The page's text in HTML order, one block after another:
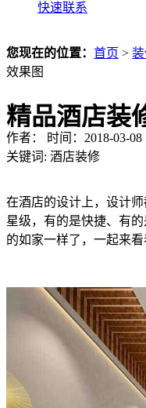
快速联系
您现在的位置： 首页 > 装
效果图
精品酒店装
作者： 时间：2018-03-08
关键词: 酒店装修
在酒店的设计上，设计
星级，有的是快捷、有
的如家一样了，一起来